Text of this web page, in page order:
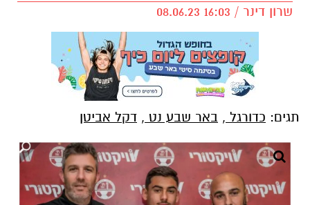
שרון דינר / 16:03 08.06.23
תגים: כדורגל , באר שבע נט , דקל אביטן